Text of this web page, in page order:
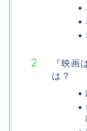
『映
は？